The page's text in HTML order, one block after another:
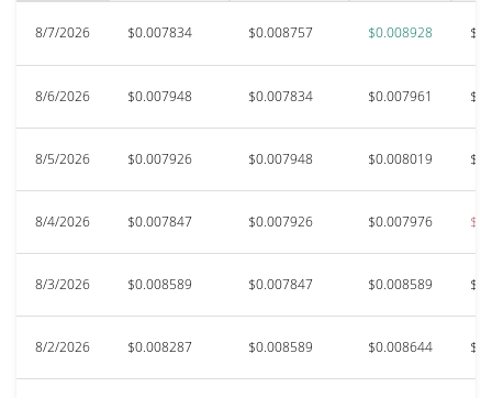
8/7/2026 $0.007834 $0.008757 $0.008928
8/6/2026 $0.007948 $0.007834 $0.007961
8/5/2026 $0.007926 $0.007948 $0.008019
8/4/2026 $0.007847 $0.007926 $0.007976
8/3/2026 $0.008589 $0.007847 $0.008589
8/2/2026 $0.008287 $0.008589 $0.008644